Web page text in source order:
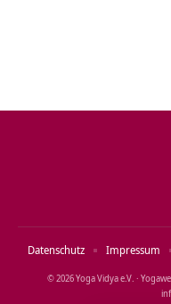
© 2026 Yoga Vidya e.V. ·
Datenschutz Impressum